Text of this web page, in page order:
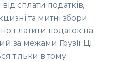
від сплати податків,
та митні збори.
платити податок на
за межами Грузії. Ці
тільки в тому